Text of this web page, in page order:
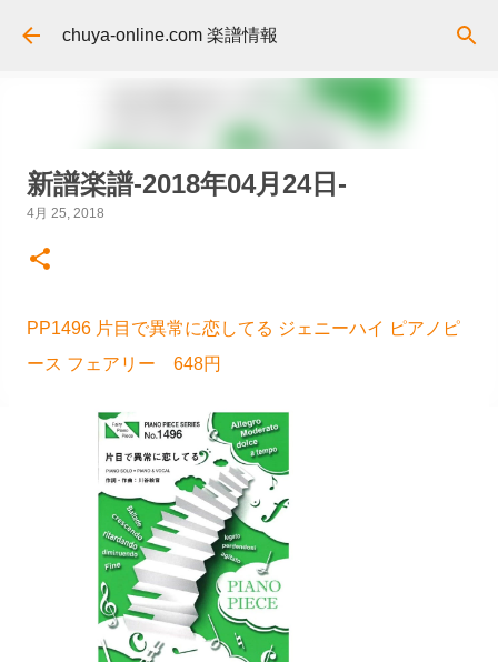
スキップしてメイン コンテンツに移動
chuya-online.com 楽譜情報
新譜楽譜-2018年04月24日-
4月 25, 2018
PP1496 片目で異常に恋してる ジェニーハイ ピアノピ
ース フェアリー 648円